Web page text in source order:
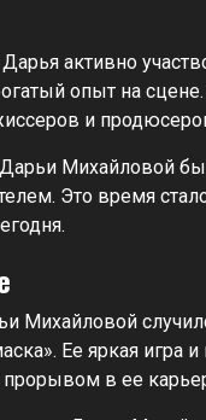
активно
опыт на
и
Михайловой
Это время
Михайловой
Ее яркая игра
в ее